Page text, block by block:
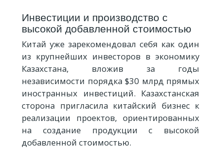
Инвестиции и производство с
высокой добавленной стоимостью
Китай уже зарекомендовал себя как один
из крупнейших инвесторов в экономику
Казахстана, вложив за годы
независимости порядка $30 млрд прямых
иностранных инвестиций. Казахстанская
сторона пригласила китайский бизнес к
реализации проектов, ориентированных
на создание продукции с высокой
добавленной стоимостью.